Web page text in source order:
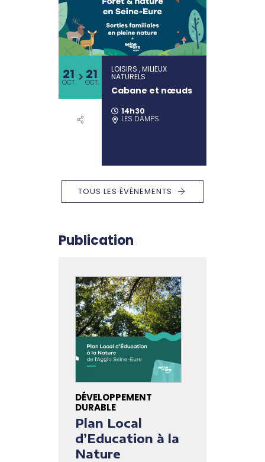
21
OCT. 21
OCT.
LOISIRS , MILIEUX
NATURELS
Cabane et nœuds
14h30
LES DAMPS
TOUS LES ÉVÉNEMENTS
Publication
DÉVELOPPEMENT
DURABLE
Plan Local
d’Education à la
Nature